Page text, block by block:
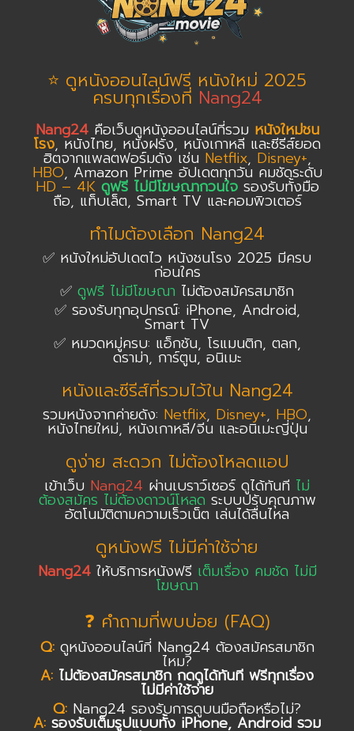
⭐ ดูหนังออนไลน์ฟรี หนังใหม่ 2025
ครบทุกเรื่องที่ Nang24
Nang24คือเว็บดูหนังออนไลน์ที่รวม หนังใหม่ชน
โรง, หนังไทย, หนังฝรั่ง, หนังเกาหลี และซีรีส์ยอด
ฮิตจากแพลตฟอร์มดัง เช่น Netflix, Disney+,
HBO, Amazon Prime อัปเดตทุกวัน คมชัดระดับ
HD – 4K ดูฟรี ไม่มีโฆษณากวนใจรองรับทั้งมือ
ถือ, แท็บเล็ต, Smart TV และคอมพิวเตอร์
ทำไมต้องเลือก Nang24
✅ หนังใหม่อัปเดตไว หนังชนโรง 2025 มีครบ
ก่อนใคร
✅ ดูฟรี ไม่มีโฆษณา ไม่ต้องสมัครสมาชิก
✅ รองรับทุกอุปกรณ์: iPhone, Android,
Smart TV
✅ หมวดหมู่ครบ: แอ็กชัน, โรแมนติก, ตลก,
ดราม่า, การ์ตูน, อนิเมะ
หนังและซีรีส์ที่รวมไว้ใน Nang24
รวมหนังจากค่ายดัง: Netflix, Disney+, HBO,
หนังไทยใหม่, หนังเกาหลี/จีน และอนิเมะญี่ปุ่น
ดูง่าย สะดวก ไม่ต้องโหลดแอป
เข้าเว็บ Nang24 ผ่านเบราว์เซอร์ ดูได้ทันที ไม่
ต้องสมัคร ไม่ต้องดาวน์โหลด ระบบปรับคุณภาพ
อัตโนมัติตามความเร็วเน็ต เล่นได้ลื่นไหล
ดูหนังฟรี ไม่มีค่าใช้จ่าย
Nang24ให้บริการหนังฟรี เต็มเรื่อง คมชัด ไม่มี
โฆษณา
❓ คำถามที่พบบ่อย (FAQ)
Q:ดูหนังออนไลน์ที่ Nang24 ต้องสมัครสมาชิก
ไหม?
A: ไม่ต้องสมัครสมาชิก กดดูได้ทันที ฟรีทุกเรื่อง
ไม่มีค่าใช้จ่าย
Q: Nang24 รองรับการดูบนมือถือหรือไม่?
A: รองรับเต็มรูปแบบทั้ง iPhone, Android รวม